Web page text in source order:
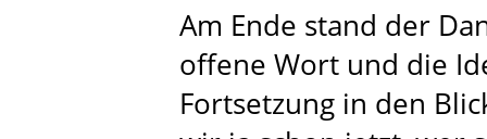
Am Ende stand der
offene Wort und die
Fortsetzung in den